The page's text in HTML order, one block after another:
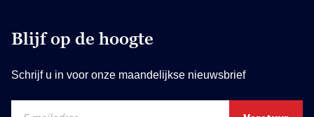
Blijf op de hoogte
Schrijf u in voor onze maandelijkse nieuwsbrief